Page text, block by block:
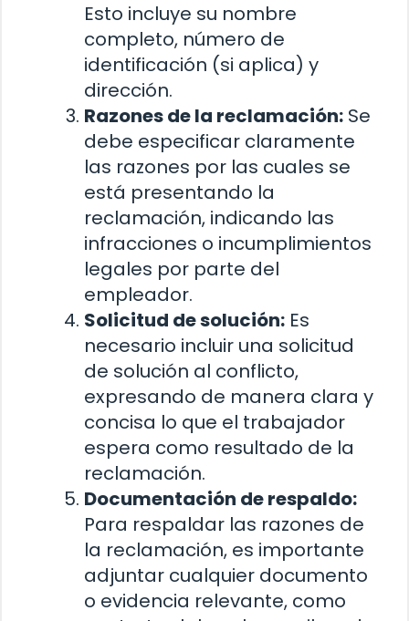
Esto incluye su nombre
completo, número de
identificación (si aplica) y
dirección.
Razones de la reclamación: Se
debe especificar claramente
las razones por las cuales se
está presentando la
reclamación, indicando las
infracciones o incumplimientos
legales por parte del
empleador.
Solicitud de solución: Es
necesario incluir una solicitud
de solución al conflicto,
expresando de manera clara y
concisa lo que el trabajador
espera como resultado de la
reclamación.
Documentación de respaldo:
Para respaldar las razones de
la reclamación, es importante
adjuntar cualquier documento
o evidencia relevante, como